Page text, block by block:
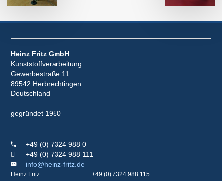
Heinz Fritz GmbH
Kunststoffverarbeitung
Gewerbestraße 11
89542 Herbrechtingen
Deutschland
gegründet 1950
+49 (0) 7324 988 0
+49 (0) 7324 988 111
info@heinz-fritz.de
Heinz Fritz +49 (0) 7324 988 115